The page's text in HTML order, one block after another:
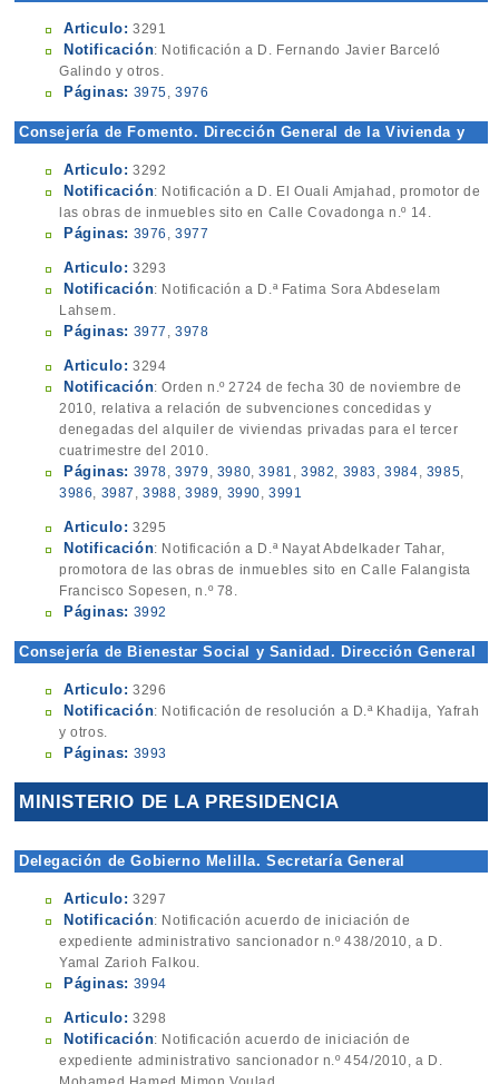
Articulo: 3291
Notificación: Notificación a D. Fernando Javier Barceló
Galindo y otros.
Páginas: 3975,3976
Consejería de Fomento. Dirección General de la Vivienda y
Articulo: 3292
Notificación: Notificación a D. El Ouali Amjahad, promotor de
las obras de inmuebles sito en Calle Covadonga n.º 14.
Páginas: 3976 ,3977
Articulo: 3293
Notificación: Notificación a D.ª Fatima Sora Abdeselam
Lahsem.
Páginas: 3977 ,3978
Articulo: 3294
Notificación: Orden n.º 2724 de fecha 30 de noviembre de
2010, relativa a relación de subvenciones concedidas y
denegadas del alquiler de viviendas privadas para el tercer
cuatrimestre del 2010.
Páginas: 3978,3979 , 3980,3981 , 3982, 3983 ,3984, 3985,
3986, 3987 ,3988, 3989, 3990,3991
Articulo: 3295
Notificación: Notificación a D.ª Nayat Abdelkader Tahar,
promotora de las obras de inmuebles sito en Calle Falangista
Francisco Sopesen, n.º 78.
Páginas: 3992
Consejería de Bienestar Social y Sanidad. Dirección General
Articulo: 3296
Notificación: Notificación de resolución a D.ª Khadija, Yafrah
y otros.
Páginas: 3993
MINISTERIO DE LA PRESIDENCIA
Delegación de Gobierno Melilla. Secretaría General
Articulo: 3297
Notificación: Notificación acuerdo de iniciación de
expediente administrativo sancionador n.º 438/2010, a D.
Yamal Zarioh Falkou.
Páginas: 3994
Articulo: 3298
Notificación: Notificación acuerdo de iniciación de
expediente administrativo sancionador n.º 454/2010, a D.